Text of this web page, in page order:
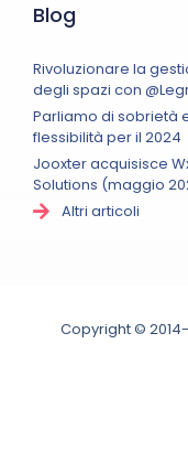
Blog
Rivoluzionare la
degli spazi con
Parliamo di sobrietà
flessibilità per il 2024
Jooxter acquisisce
Solutions (maggio
Altri articoli
Copyright ©